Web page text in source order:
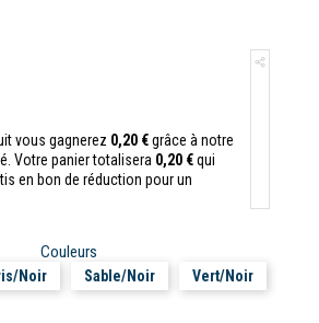
vous gagnerez 0,20 €grâce à notre
Votre panier totalisera 0,20 €qui
en bon de réduction pour un
Couleurs
Noir Sable/Noir Vert/Noir